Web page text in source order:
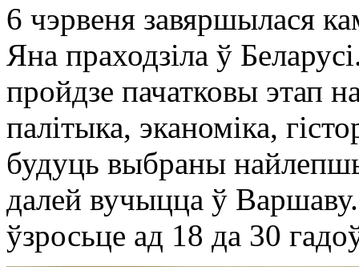
6 чэрвеня завяршылася
Яна праходзіла ў
пройдзе пачатковы этап
палітыка, эканоміка,
будуць выбраны
далей вучыцца ў Варшаву.
ўзросьце ад 18 да 30